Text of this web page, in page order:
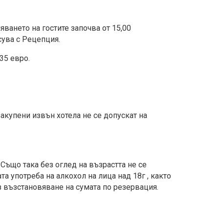
на гостите започва от 15,00
с Рецепция.
евро.
извън хотела не се допускат на
така без оглед на възрастта не се
употреба на алкохол на лица над 18г , както
на сумата по резервация.